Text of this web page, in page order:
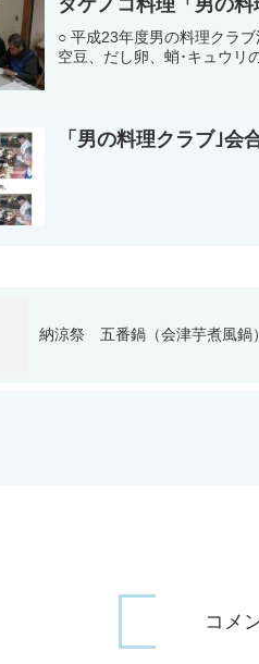
○ 平成23年度男の料理クラ
空豆、だし卵、蛸･キュウリ
「男の料理クラブ｣会
納涼祭 五番鍋（会津芋煮風鍋）
コメ